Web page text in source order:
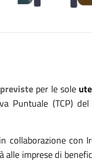
previste per le sole
Puntuale (TCP)
collaborazione con
alle imprese di